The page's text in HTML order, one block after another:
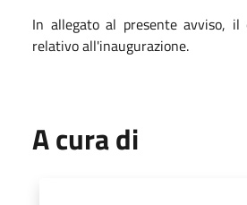
In allegato al presente avviso, il
relativo all'inaugurazione.
A cura di